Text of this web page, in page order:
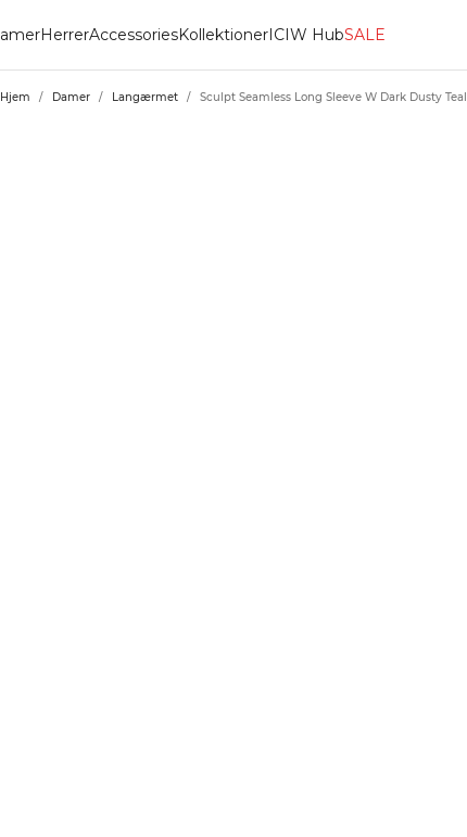
HerrerAccessoriesKollektionerICIW HubSALE
Hjem / Damer / Langærmet / Sculpt Seamless Long Sleeve W Dark Dusty Teal